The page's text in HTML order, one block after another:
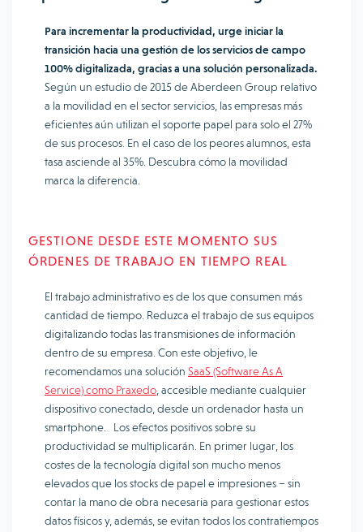
Para incrementar la productividad, urge iniciar la
transición hacia una gestión de los servicios de campo
100% digitalizada, gracias a una solución personalizada.
Según un estudio de 2015 de Aberdeen Group relativo
a la movilidad en el sector servicios, las empresas más
eficientes aún utilizan el soporte papel para solo el 27%
de sus procesos. En el caso de los peores alumnos, esta
tasa asciende al 35%. Descubra cómo la movilidad
marca la diferencia.
GESTIONE DESDE ESTE MOMENTO SUS
ÓRDENES DE TRABAJO EN TIEMPO REAL
El trabajo administrativo es de los que consumen más
cantidad de tiempo. Reduzca el trabajo de sus equipos
digitalizando todas las transmisiones de información
dentro de su empresa. Con este objetivo, le
recomendamos una solución SaaS (Software As A
Service) como Praxedo , accesible mediante cualquier
dispositivo conectado, desde un ordenador hasta un
smartphone. Los efectos positivos sobre su
productividad se multiplicarán. En primer lugar, los
costes de la tecnología digital son mucho menos
elevados que los stocks de papel e impresiones – sin
contar la mano de obra necesaria para gestionar estos
datos físicos y, además, se evitan todos los contratiempos